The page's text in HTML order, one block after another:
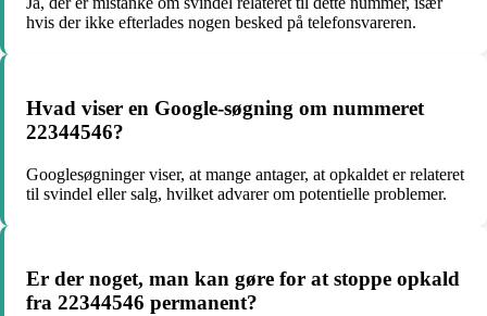
hvis der ikke efterlades nogen besked på telefonsvareren.
Hvad viser en Google-søgning om nummeret
22344546?
Googlesøgninger viser, at mange antager, at opkaldet er relateret
til svindel eller salg, hvilket advarer om potentielle problemer.
Er der noget, man kan gøre for at stoppe opkald
fra 22344546 permanent?